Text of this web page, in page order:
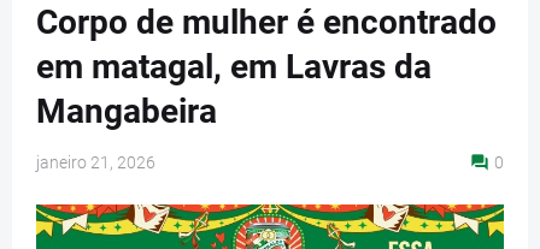
Corpo de mulher é encontrado
em matagal, em Lavras da
Mangabeira
janeiro 21, 2026 0